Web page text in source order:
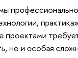
но и особая